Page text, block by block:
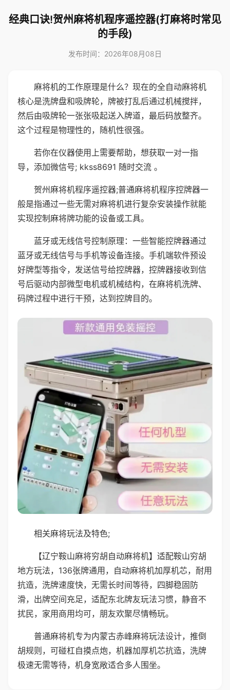
经典口诀!贺州麻将机程序遥控器(打麻将时常见
的手段)
发布时间：2026年08月08日
麻将机的工作原理是什么？现在的全自动麻将机
核心是洗牌盘和吸牌轮，牌被打乱后通过机械搅拌，
然后由吸牌轮一张张吸起送入牌道，最后码放整齐。
这个过程是物理性的，随机性很强。
若你在仪器使用上需要帮助，想获取一对一指
导，添加微信号; kkss8691 随时交流 。
贺州麻将机程序遥控器;普通麻将机程序控牌器一
般是指通过一些无需对麻将机进行复杂安装操作就能
实现控制麻将牌功能的设备或工具。
蓝牙或无线信号控制原理：一些智能控牌器通过
蓝牙或无线信号与手机等设备连接。手机端软件预设
好牌型等指令，发送信号给控牌器，控牌器接收到信
号后驱动内部微型电机或机械结构，在麻将机洗牌、
码牌过程中进行干预，达到控牌目的。
相关麻将玩法及特色;
【辽宁鞍山麻将穷胡自动麻将机】适配鞍山穷胡
地方玩法，136张牌通用，自动麻将机加厚机芯，耐用
抗造，洗牌速度快，无需长时间等待，四脚稳固防
滑，出牌空间充足，适配东北牌友玩法习惯，静音不
扰民，家用商用均可，朋友欢聚尽情畅玩。
普通麻将机专为内蒙古赤峰麻将玩法设计，推倒
胡规则，可碰杠自摸点炮，机器加厚机芯抗造，洗牌
极速无需等待，机身宽敞适合多人围坐。